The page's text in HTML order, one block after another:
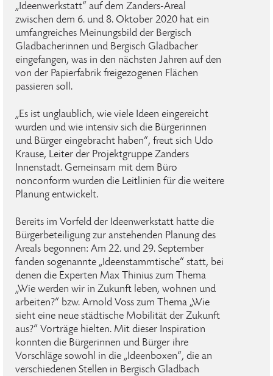
„Ideenwerkstatt“ auf dem Zanders-Areal
zwischen dem 6. und 8. Oktober 2020 hat ein
umfangreiches Meinungsbild der Bergisch
Gladbacherinnen und Bergisch Gladbacher
eingefangen, was in den nächsten Jahren auf den
von der Papierfabrik freigezogenen Flächen
passieren soll.
„Es ist unglaublich, wie viele Ideen eingereicht
wurden und wie intensiv sich die Bürgerinnen
und Bürger eingebracht haben“, freut sich Udo
Krause, Leiter der Projektgruppe Zanders
Innenstadt. Gemeinsam mit dem Büro
nonconform wurden die Leitlinien für die weitere
Planung entwickelt.
Bereits im Vorfeld der Ideenwerkstatt hatte die
Bürgerbeteiligung zur anstehenden Planung des
Areals begonnen: Am 22. und 29. September
fanden sogenannte „Ideenstammtische“ statt, bei
denen die Experten Max Thinius zum Thema
„Wie werden wir in Zukunft leben, wohnen und
arbeiten?“ bzw. Arnold Voss zum Thema „Wie
sieht eine neue städtische Mobilität der Zukunft
aus?“ Vorträge hielten. Mit dieser Inspiration
konnten die Bürgerinnen und Bürger ihre
Vorschläge sowohl in die „Ideenboxen“, die an
verschiedenen Stellen in Bergisch Gladbach